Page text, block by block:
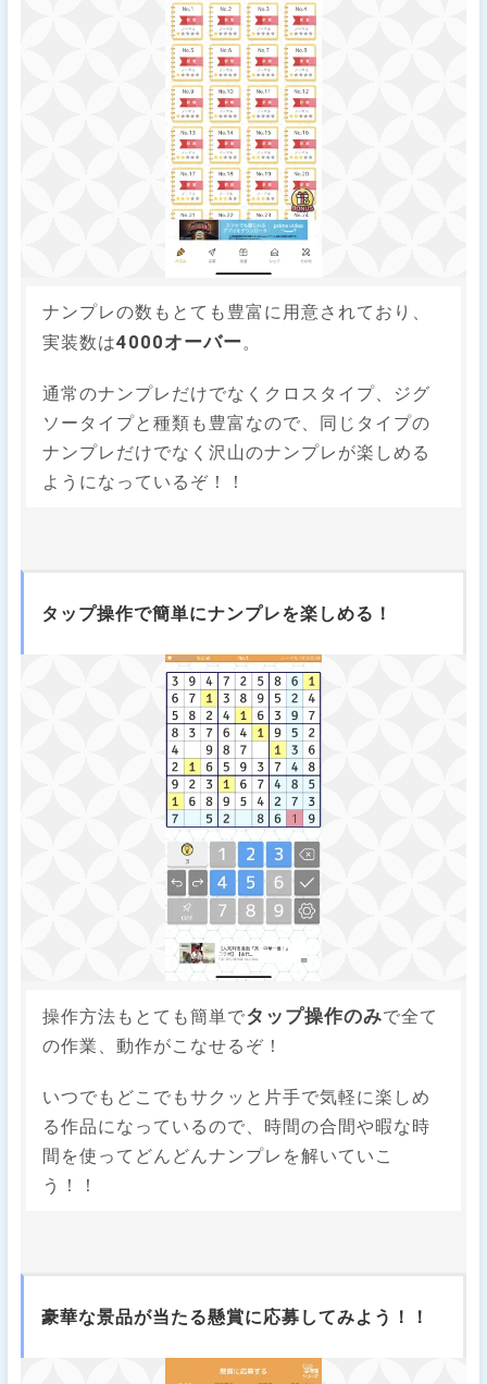
ナンプレの数もとても豊富に用意されており、
実装数は4000オーバー。
通常のナンプレだけでなくクロスタイプ、ジグ
ソータイプと種類も豊富なので、同じタイプの
ナンプレだけでなく沢山のナンプレが楽しめる
ようになっているぞ！！
タップ操作で簡単にナンプレを楽しめる！
操作方法もとても簡単でタップ操作のみで全て
の作業、動作がこなせるぞ！
いつでもどこでもサクッと片手で気軽に楽しめ
る作品になっているので、時間の合間や暇な時
間を使ってどんどんナンプレを解いていこ
う！！
豪華な景品が当たる懸賞に応募してみよう！！